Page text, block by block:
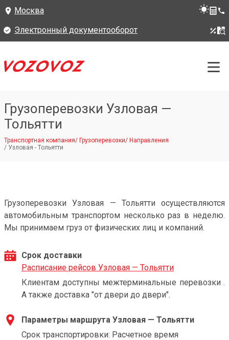
Москва
Электронный документооборот
Грузоперевозки Узловая —
Тольятти
Транспортная компания/ Грузоперевозки/ Направления
/ Узловая - Тольятти
Грузоперевозки Узловая — Тольятти осуществляются
автомобильным транспортом несколько раз в неделю.
Мы принимаем груз от физических лиц и компаний.
Срок доставки
Расписание рейсов Узловая — Тольятти
Клиентам доступны межтерминальные перевозки .
А также доставка "от двери до двери".
Параметры маршрута Узловая — Тольятти
Срок транспортировки: Расчетное время